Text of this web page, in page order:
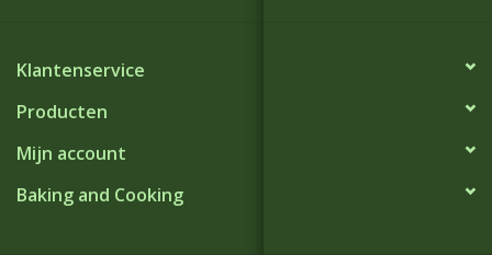
Klantenservice
Producten
Mijn account
Baking and Cooking